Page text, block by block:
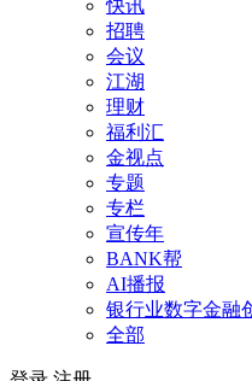
快讯
招聘
会议
江湖
理财
福利汇
金视点
专题
专栏
宣传年
BANK帮
AI播报
银行业数字金融
全部